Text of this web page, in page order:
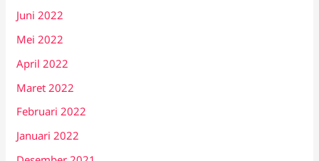
Juni 2022
Mei 2022
April 2022
Maret 2022
Februari 2022
Januari 2022